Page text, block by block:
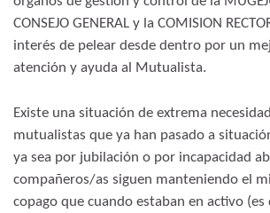
CONSEJO GENERAL y la COMISION
interés de pelear desde dentro por un
atención y ayuda al Mutualista.
Existe una situación de extrema
mutualistas que ya han pasado a
ya sea por jubilación o por incapacidad
compañeros/as siguen manteniendo el
copago que cuando estaban en activo (es